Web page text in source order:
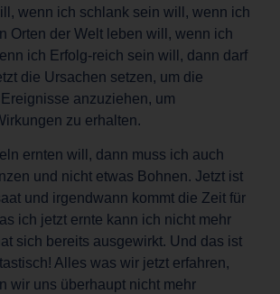
wenn ich schlank sein will, wenn ich
Orten der Welt leben will, wenn ich
ich Erfolg-reich sein will, dann darf
die Ursachen setzen, um die
anzuziehen, um
zu erhalten.
ernten will, dann muss ich auch
und nicht etwas Bohnen. Jetzt ist
und irgendwann kommt die Zeit für
ich jetzt ernte kann ich nicht mehr
sich bereits ausgewirkt. Und das ist
Alles was wir jetzt erfahren,
wir uns überhaupt nicht mehr